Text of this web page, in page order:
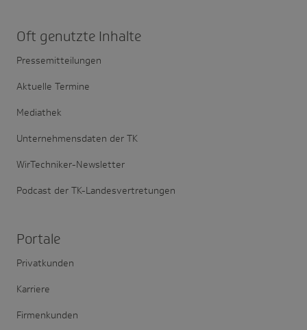
Oft genutzte Inhalte
Pressemitteilungen
Aktuelle Termine
Mediathek
Unternehmensdaten der TK
WirTechniker-Newsletter
Podcast der TK-Landesvertretungen
Portale
Privatkunden
Karriere
Firmenkunden